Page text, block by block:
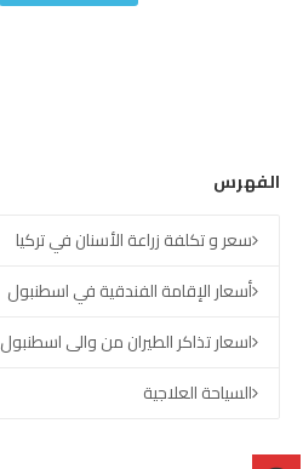
الفهرس
سعر و تكلفة زراعة الأسنان في تركيا
أسعار الإقامة الفندقية في اسطنبول
اسعار تذاكر الطيران من والى اسطنبول
السياحة العلاجية